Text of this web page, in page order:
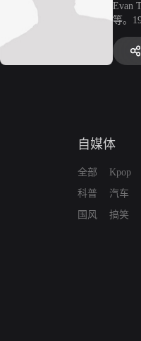
Evan
等。
自媒体
全部
科普
国风
Kpop
汽车
搞笑